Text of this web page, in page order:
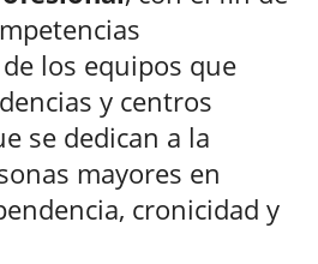
los equipos que
y centros
se dedican a la
mayores en
cronicidad y